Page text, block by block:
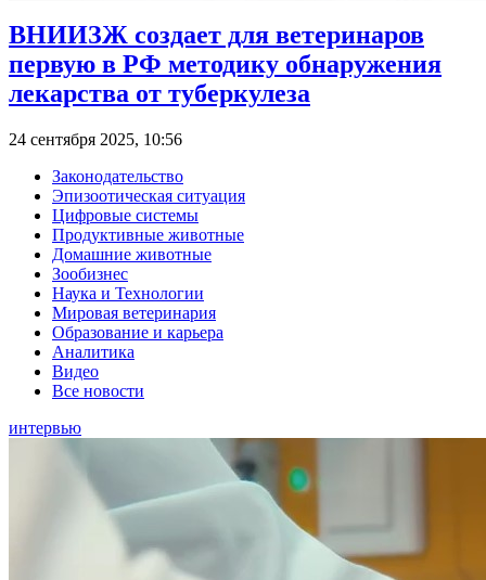
ВНИИЗЖ создает для ветеринаров
первую в РФ методику обнаружения
лекарства от туберкулеза
24 сентября 2025, 10:56
Законодательство
Эпизоотическая ситуация
Цифровые системы
Продуктивные животные
Домашние животные
Зообизнес
Наука и Технологии
Мировая ветеринария
Образование и карьера
Аналитика
Видео
Все новости
интервью